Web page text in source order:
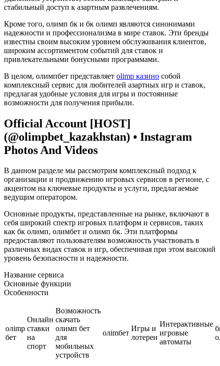
стабильный доступ к азартным развлечениям.
Кроме того, олимп бк и бк олимп являются синонимами
надежности и профессионализма в мире ставок. Эти бренды
известны своим высоким уровнем обслуживания клиентов,
широким ассортиментом событий для ставок и
привлекательными бонусными программами.
В целом, олимпбет представляет olimp казино собой
комплексный сервис для любителей азартных игр и ставок,
предлагая удобные условия для игры и постоянные
возможности для получения прибыли.
Official Account [HOST]
(@olimpbet_kazakhstan) • Instagram
Photos And Videos
В данном разделе мы рассмотрим комплексный подход к
организации и продвижению игровых сервисов в регионе, с
акцентом на ключевые продукты и услуги, предлагаемые
ведущим оператором.
Основные продукты, представленные на рынке, включают в
себя широкий спектр игровых платформ и сервисов, таких
как бк олимп, олимбет и олимп бк. Эти платформы
предоставляют пользователям возможность участвовать в
различных видах ставок и игр, обеспечивая при этом высокий
уровень безопасности и надежности.
Название сервиса
Основные функции
Особенности
олimp
бет
Онлайн
ставки
на
спорт
Возможность
скачать
олимп бет
для
мобильных
устройств
олimбет
Игры и
лотереи
Интерактивные
игровые
автоматы